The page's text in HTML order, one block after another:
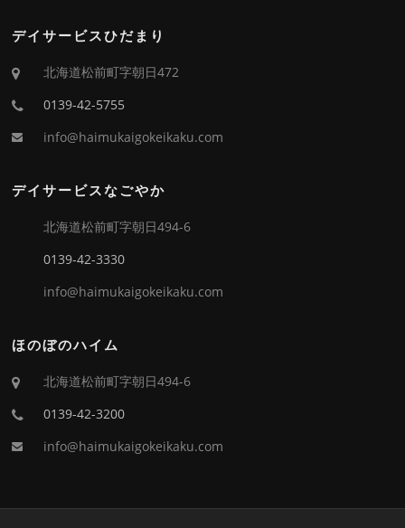
デイサービスひだまり
北海道松前町字朝日472
0139-42-5755
info@haimukaigokeikaku.com
デイサービスなごやか
北海道松前町字朝日494-6
0139-42-3330
info@haimukaigokeikaku.com
ほのぼのハイム
北海道松前町字朝日494-6
0139-42-3200
info@haimukaigokeikaku.com